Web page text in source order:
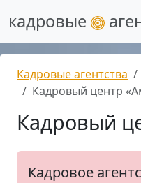
кадровые
Кадровые агентства
Кадровый центр
Кадровый
Кадровое